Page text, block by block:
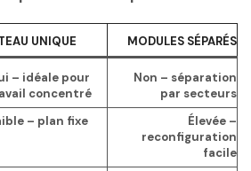
UNIQUE MODULES SÉPARÉS
– idéale pour
concentré
Non – séparation
par secteurs
– plan fixe
Élevée –
reconfiguration
facile